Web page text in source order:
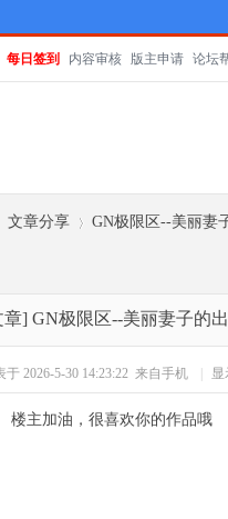
每日签到 内容审核 版主申请 论坛
文章分享
›
GN极限区--美丽妻
章] GN极限区--美丽妻子的出
于 2026-5-30 14:23:22 来自手机 显
楼主加油，很喜欢你的作品哦